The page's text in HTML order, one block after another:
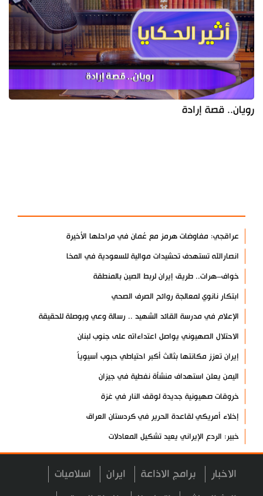
رويان.. قصة إرادة
عراقجي: مفاوضات هرمز مع عُمان في مراحلها الأخيرة
انصارالله تستهدف تحشيدات موالية للسعودية في المخا
خواف–هرات.. طريق إيران لربط الصين بالمنطقة
ابتكار نانوي لمعالجة روائح الصرف الصحي
الإعلام في مدرسة القائد الشهيد .. رسالة وعي وبوصلة للحقيقة
الاحتلال الصهيوني يواصل اعتداءاته على جنوب لبنان
إيران تعزز مكانتها بثالث أكبر احتياطي حبوب آسيوياً
اليمن يعلن استهداف منشأة نفطية في جيزان
خروقات صهيونية جديدة لوقف النار في غزة
إخلاء أمريكي لقاعدة الحرير في كردستان العراق
خبير: الردع الإيراني يعيد تشكيل المعادلات
فشل مخططات إسرائيل لزعزعة إيران والمقاومة
انطلاق فعاليات المؤتمر العلمي الدولي العاشر لزيارة الأربعين
الاخبار برامج الاذاعة ايران اسلاميات